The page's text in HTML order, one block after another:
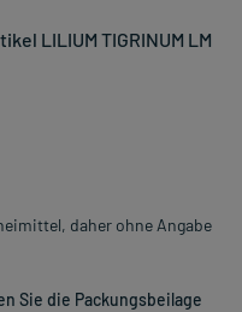
LILIUM TIGRINUM LM
daher ohne Angabe
Sie die Packungsbeilage